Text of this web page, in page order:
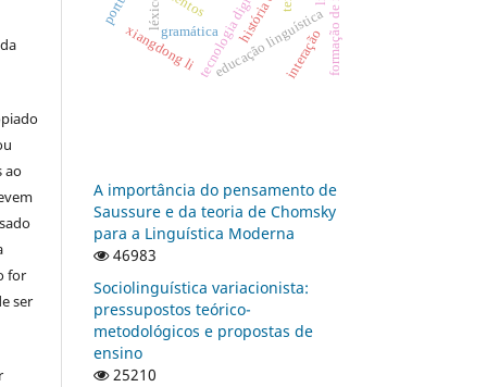
ao
for
ser
tecnologia digital
gramáticaeducação linguística
xiangdong li interação
léxico
A importância do pensamento de
Saussure e da teoria de Chomsky
para a Linguística Moderna
46983
Sociolinguística variacionista:
pressupostos teórico-
metodológicos e propostas de
ensino
25210